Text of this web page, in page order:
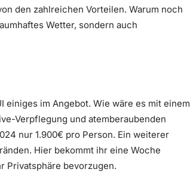
den zahlreichen Vorteilen. Warum noch
Wetter, sondern auch
im Angebot. Wie wäre es mit einem
Verpflegung und atemberaubenden
nur 1.900€ pro Person. Ein weiterer
Hier bekommt ihr eine Woche
Privatsphäre bevorzugen.